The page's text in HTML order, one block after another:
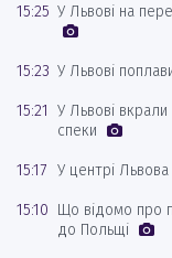
15:25 У Львові на
15:23 У Львові
15:21 У Львові
спеки
15:17 У центрі
15:10 Що відомо про
до Польщі